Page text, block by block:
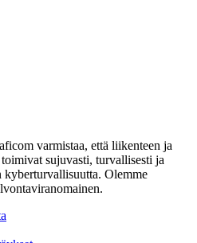
varmistaa, että liikenteen ja
sujuvasti, turvallisesti ja
kyberturvallisuutta. Olemme